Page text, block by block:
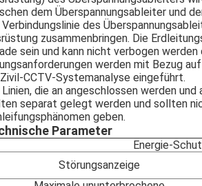
dem Überspannungsableiter und
Verbindungslinie des
zusammenbringen. Die
sein und kann nicht verbogen
werden mit Bezug
CCTV-Systemanalyse eingeführt.
die an angeschlossen werden
separat gelegt werden und sollten
geben.
Parameter
Energie-
Störungsanzeige